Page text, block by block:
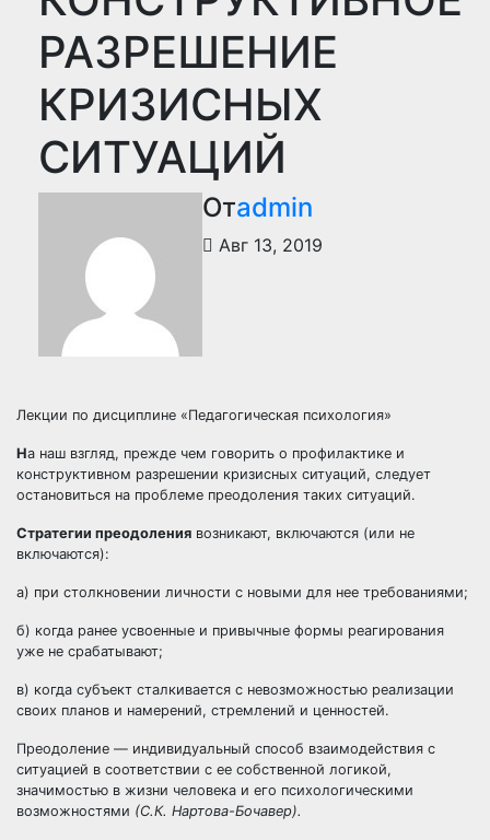
РАЗРЕШЕНИЕ
КРИЗИСНЫХ
СИТУАЦИЙ
Отadmin
Авг 13, 2019
Лекции по дисциплине «Педагогическая психология»
На наш взгляд, прежде чем говорить о профилактике и
конструктивном разрешении кризисных ситуаций, следует
остановиться на проблеме преодоления таких ситуаций.
Стратегии преодоления возникают, включаются (или не
включаются):
а) при столкновении личности с новыми для нее требованиями;
б) когда ранее усвоенные и привычные формы реагирования
уже не срабатывают;
в) когда субъект сталкивается с невозможностью реализации
своих планов и намерений, стремлений и ценностей.
Преодоление — индивидуальный способ взаимодействия с
ситуацией в соответствии с ее собственной логикой,
значимостью в жизни человека и его психологическими
возможностями (С.К. Нартова-Бочавер).